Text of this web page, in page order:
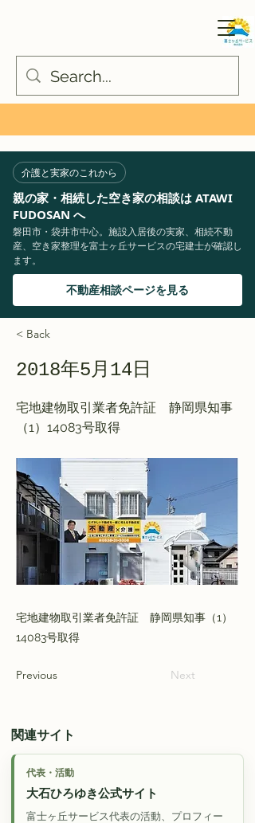
介護と実家のこれから
親の家・相続した空き家の相談は ATAWI
FUDOSAN へ
磐田市・袋井市中心。施設入居後の実家、相続不動
産、空き家整理を富士ヶ丘サービスの宅建士が確認し
ます。
不動産相談ページを見る
< Back
2018年5月14日
宅地建物取引業者免許証 静岡県知事
（1）14083号取得
宅地建物取引業者免許証 静岡県知事（1）
14083号取得
Previous Next
関連サイト
代表・活動
大石ひろゆき公式サイト
富士ヶ丘サービス代表の活動、プロフィー